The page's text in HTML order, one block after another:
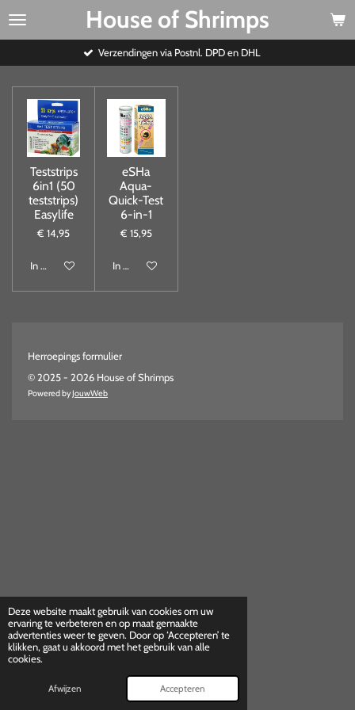
Deze website maakt gebruik van cookies om uw
ervaring te verbeteren en op maat gemaakte
advertenties weer te geven. Door op ‘Accepteren’ te
klikken, gaat u akkoord met het gebruik van alle
cookies.
Afwijzen Accepteren
Ga
House of Shrimps
Verzendingen via Postnl. DPD en DHL
Teststrips
6in1 (50
teststrips)
Easylife
€ 14,95
In winkelwagen
eSHa
Aqua-
Quick-Test
6-in-1
€ 15,95
In winkelwagen
Herroepings formulier
© 2025 - 2026 House of Shrimps
Powered by JouwWeb